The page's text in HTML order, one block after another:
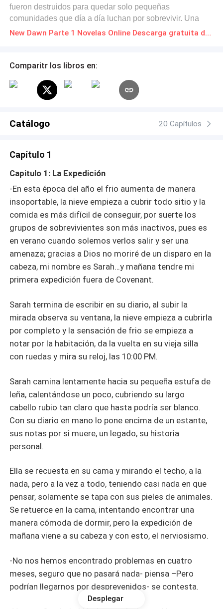
fueron destruidos para quedar solo pequeñas
comunidades que día a día luchan por sobrevivir. Una
comunidad ubicada en Covenant, día a día lucha por la
Boston. Esta es la historia de Sarah es una joven de 15
expediciones, sin saber las cosas que esta a punto de
vivir en el exterior
New Dawn Parte 1 Novelas Online Descarga gratuita de PDF
Comparitr los libros en:
Catálogo 20 Capítulos
Capítulo 1
Capitulo 1: La Expedición
-En esta época del año el frio aumenta de manera
insoportable, la nieve empieza a cubrir todo sitio y la
comida es más difícil de conseguir, por suerte los
grupos de sobrevivientes son más inactivos, pues es
en verano cuando solemos verlos salir y ser una
amenaza; gracias a Dios no moriré de un disparo en la
cabeza, mi nombre es Sarah…y mañana tendre mi
primera expedición fuera de Covenant.
Sarah termina de escribir en su diario, al subir la
mirada observa su ventana, la nieve empieza a cubrirla
por completo y la sensación de frio se empieza a
notar por la habitación, da la vuelta en su vieja silla
con ruedas y mira su reloj, las 10:00 PM.
Sarah camina lentamente hacia su pequeña estufa de
leña, calentándose un poco, cubriendo su largo
cabello rubio tan claro que hasta podría ser blanco.
Con su diario en mano lo pone encima de un estante,
sus notas por si muere, un legado, su historia
personal.
Ella se recuesta en su cama y mirando el techo, a la
nada, pero a la vez a todo, teniendo casi nada en que
pensar, solamente se tapa con sus pieles de animales.
Se retuerce en la cama, intentando encontrar una
manera cómoda de dormir, pero la expedición de
mañana viene a su cabeza y con esto, el nerviosismo.
-No nos hemos encontrado problemas en cuatro
meses, seguro que no pasará nada- piensa –Pero
podrían llegarnos por desprevenidos- se contesta.
Desplegar